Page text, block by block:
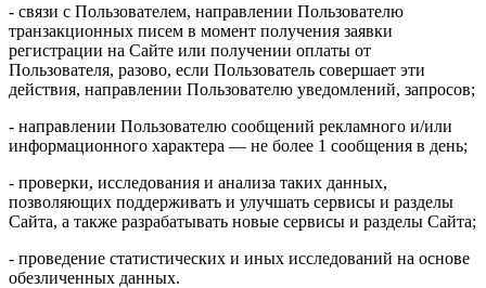
- связи с Пользователем, направлении Пользователю
транзакционных писем в момент получения заявки
регистрации на Сайте или получении оплаты от
Пользователя, разово, если Пользователь совершает эти
действия, направлении Пользователю уведомлений, запросов;
- направлении Пользователю сообщений рекламного и/или
информационного характера — не более 1 сообщения в день;
- проверки, исследования и анализа таких данных,
позволяющих поддерживать и улучшать сервисы и разделы
Сайта, а также разрабатывать новые сервисы и разделы Сайта;
- проведение статистических и иных исследований на основе
обезличенных данных.